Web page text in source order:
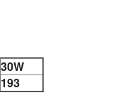
30W
193